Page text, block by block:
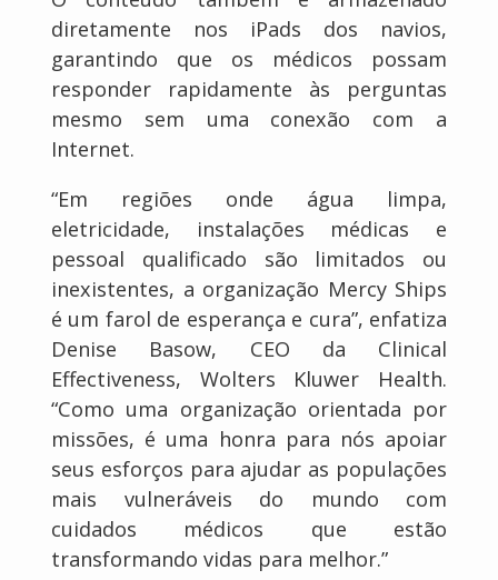
diretamente nos iPads dos navios,
garantindo que os médicos possam
responder rapidamente às perguntas
mesmo sem uma conexão com a
Internet.
“Em regiões onde água limpa,
eletricidade, instalações médicas e
pessoal qualificado são limitados ou
inexistentes, a organização Mercy Ships
é um farol de esperança e cura”, enfatiza
Denise Basow, CEO da Clinical
Effectiveness, Wolters Kluwer Health.
“Como uma organização orientada por
missões, é uma honra para nós apoiar
seus esforços para ajudar as populações
mais vulneráveis do mundo com
cuidados médicos que estão
transformando vidas para melhor.”